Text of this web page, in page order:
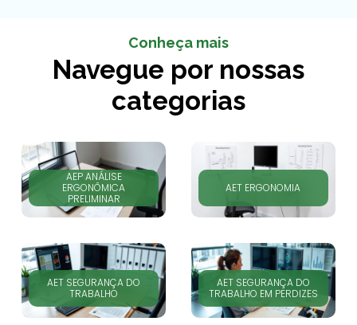
Conheça mais
Navegue por nossas
categorias
AEP ANÁLISE
ERGONÔMICA
PRELIMINAR
AET ERGONOMIA
AET SEGURANÇA DO
TRABALHO
AET SEGURANÇA DO
TRABALHO EM PERDIZES